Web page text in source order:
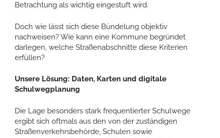
Betrachtung als wichtig eingestuft wird.
Doch wie lässt sich diese Bündelung objektiv
nachweisen? Wie kann eine Kommune begründet
darlegen, welche Straßenabschnitte diese Kriterien
erfüllen?
Unsere Lösung: Daten, Karten und digitale
Schulwegplanung
Die Lage besonders stark frequentierter Schulwege
ergibt sich oftmals aus den von der zuständigen
Straßenverkehrsbehörde, Schulen sowie